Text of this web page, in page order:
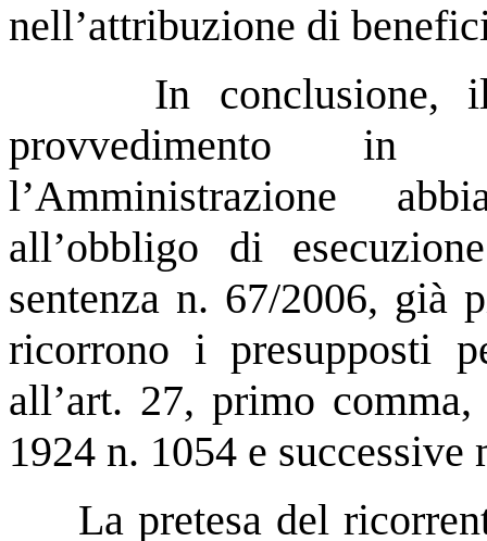
nell’attribuzione di
In
provvedimento in
l’Amministrazione
all’obbligo di
sentenza n. 67/2006, già
ricorrono i presupposti
all’art. 27, primo
1924 n. 1054 e
La pretesa del